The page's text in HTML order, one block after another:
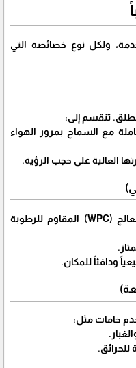
ولكل نوع خصائصه التي
تنقسم إلى:
مع السماح بمرور الهواء
العالية على حجب الرؤية.
​تُصنع عادة من الخشب البلاستيكي المعالج (WPC) المقاوم للرطوبة
ودافئاً للمكان.
خامات مثل:
للحرائق.